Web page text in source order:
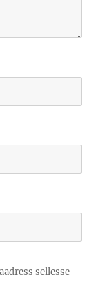
sellesse